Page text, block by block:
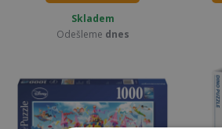
Skladem
Odešleme dnes